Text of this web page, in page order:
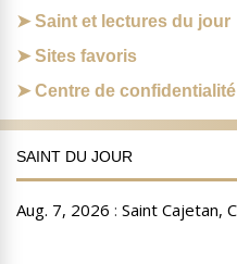
Saint et lectures du jour
Sites favoris
Centre de confidentialité
SAINT DU JOUR